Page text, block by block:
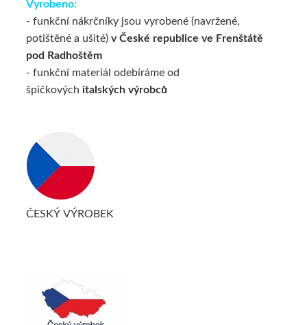
Vyrobeno:
- funkční nákrčníky jsou vyrobené (navržené,
potištěné a ušité)v České republice ve Frenštátě
pod Radhoštěm
- funkční materiál odebíráme od
špičkových italských výrobců
ČESKÝ VÝROBEK